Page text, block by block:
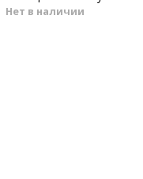
Нет в наличии